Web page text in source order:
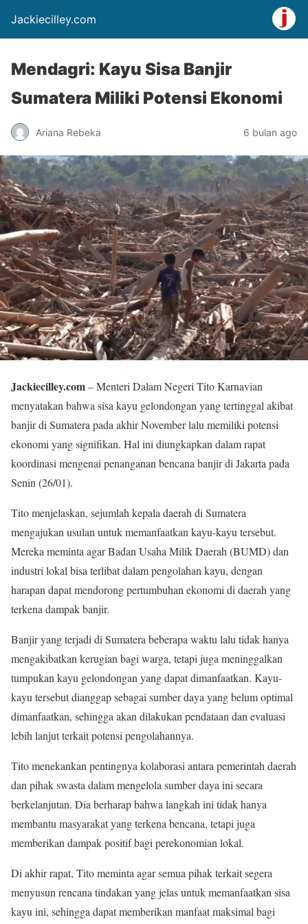
Jackiecilley.com
Mendagri: Kayu Sisa Banjir
Sumatera Miliki Potensi Ekonomi
Ariana Rebeka 6 bulan ago
Jackiecilley.com– Menteri Dalam Negeri Tito Karnavian
menyatakan bahwa sisa kayu gelondongan yang tertinggal akibat
banjir di Sumatera pada akhir November lalu memiliki potensi
ekonomi yang signifikan. Hal ini diungkapkan dalam rapat
koordinasi mengenai penanganan bencana banjir di Jakarta pada
Senin (26/01).
Tito menjelaskan, sejumlah kepala daerah di Sumatera
mengajukan usulan untuk memanfaatkan kayu-kayu tersebut.
Mereka meminta agar Badan Usaha Milik Daerah (BUMD) dan
industri lokal bisa terlibat dalam pengolahan kayu, dengan
harapan dapat mendorong pertumbuhan ekonomi di daerah yang
terkena dampak banjir.
Banjir yang terjadi di Sumatera beberapa waktu lalu tidak hanya
mengakibatkan kerugian bagi warga, tetapi juga meninggalkan
tumpukan kayu gelondongan yang dapat dimanfaatkan. Kayu-
kayu tersebut dianggap sebagai sumber daya yang belum optimal
dimanfaatkan, sehingga akan dilakukan pendataan dan evaluasi
lebih lanjut terkait potensi pengolahannya.
Tito menekankan pentingnya kolaborasi antara pemerintah daerah
dan pihak swasta dalam mengelola sumber daya ini secara
berkelanjutan. Dia berharap bahwa langkah ini tidak hanya
membantu masyarakat yang terkena bencana, tetapi juga
memberikan dampak positif bagi perekonomian lokal.
Di akhir rapat, Tito meminta agar semua pihak terkait segera
menyusun rencana tindakan yang jelas untuk memanfaatkan sisa
kayu ini, sehingga dapat memberikan manfaat maksimal bagi